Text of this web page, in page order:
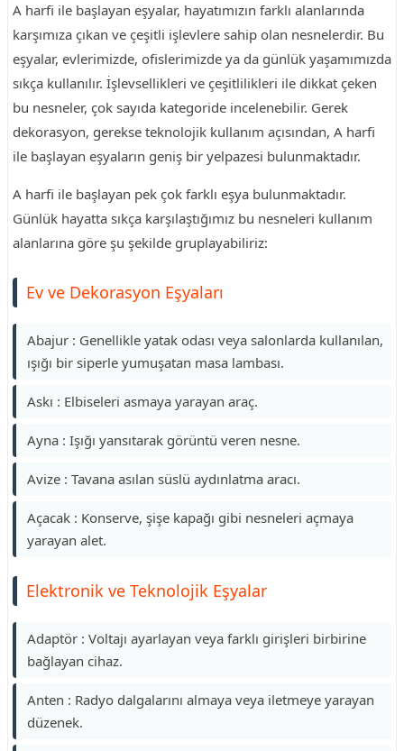
A harfi ile başlayan eşyalar, hayatımızın farklı alanlarında
karşımıza çıkan ve çeşitli işlevlere sahip olan nesnelerdir. Bu
eşyalar, evlerimizde, ofislerimizde ya da günlük yaşamımızda
sıkça kullanılır. İşlevsellikleri ve çeşitlilikleri ile dikkat çeken
bu nesneler, çok sayıda kategoride incelenebilir. Gerek
dekorasyon, gerekse teknolojik kullanım açısından, A harfi
ile başlayan eşyaların geniş bir yelpazesi bulunmaktadır.
A harfi ile başlayan pek çok farklı eşya bulunmaktadır.
Günlük hayatta sıkça karşılaştığımız bu nesneleri kullanım
alanlarına göre şu şekilde gruplayabiliriz:
Ev ve Dekorasyon Eşyaları
Abajur : Genellikle yatak odası veya salonlarda kullanılan,
ışığı bir siperle yumuşatan masa lambası.
Askı : Elbiseleri asmaya yarayan araç.
Ayna : Işığı yansıtarak görüntü veren nesne.
Avize : Tavana asılan süslü aydınlatma aracı.
Açacak : Konserve, şişe kapağı gibi nesneleri açmaya
yarayan alet.
Elektronik ve Teknolojik Eşyalar
Adaptör : Voltajı ayarlayan veya farklı girişleri birbirine
bağlayan cihaz.
Anten : Radyo dalgalarını almaya veya iletmeye yarayan
düzenek.